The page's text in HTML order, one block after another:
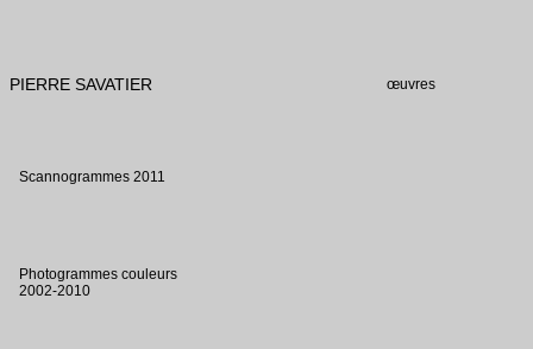
PIERRE SAVATIER œuvres
Scannogrammes 2011
Photogrammes couleurs
2002-2010